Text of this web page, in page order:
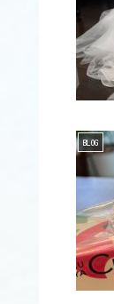
BLOG